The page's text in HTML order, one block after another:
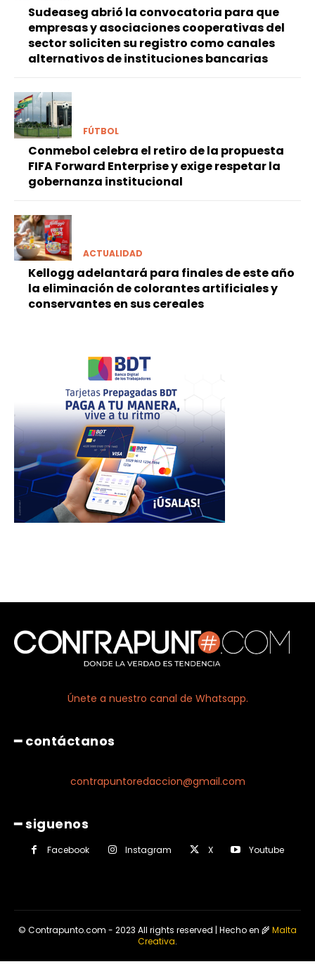
Sudeaseg abrió la convocatoria para que
empresas y asociaciones cooperativas del
sector soliciten su registro como canales
alternativos de instituciones bancarias
FÚTBOL
Conmebol celebra el retiro de la propuesta
FIFA Forward Enterprise y exige respetar la
gobernanza institucional
ACTUALIDAD
Kellogg adelantará para finales de este año
la eliminación de colorantes artificiales y
conservantes en sus cereales
Únete a nuestro canal de Whatsapp.
━ contáctanos
contrapuntoredaccion@gmail.com
━ siguenos
Facebook Instagram X Youtube
© Contrapunto.com - 2023 All rights reserved | Hecho en 🌾Malta
Creativa.